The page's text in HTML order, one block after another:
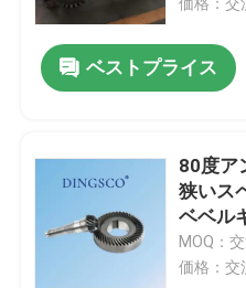
価格：交
ベストプライス
80度ア
狭いス
ベベル
MOQ：
価格：交